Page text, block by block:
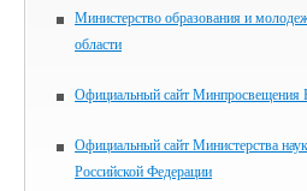
Министерство образования и
области
Официальный сайт Минпросвещения
Официальный сайт Министерства
Российской Федерации